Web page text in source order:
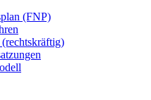
(FNP)